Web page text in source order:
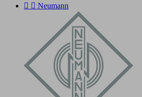
  Neumann